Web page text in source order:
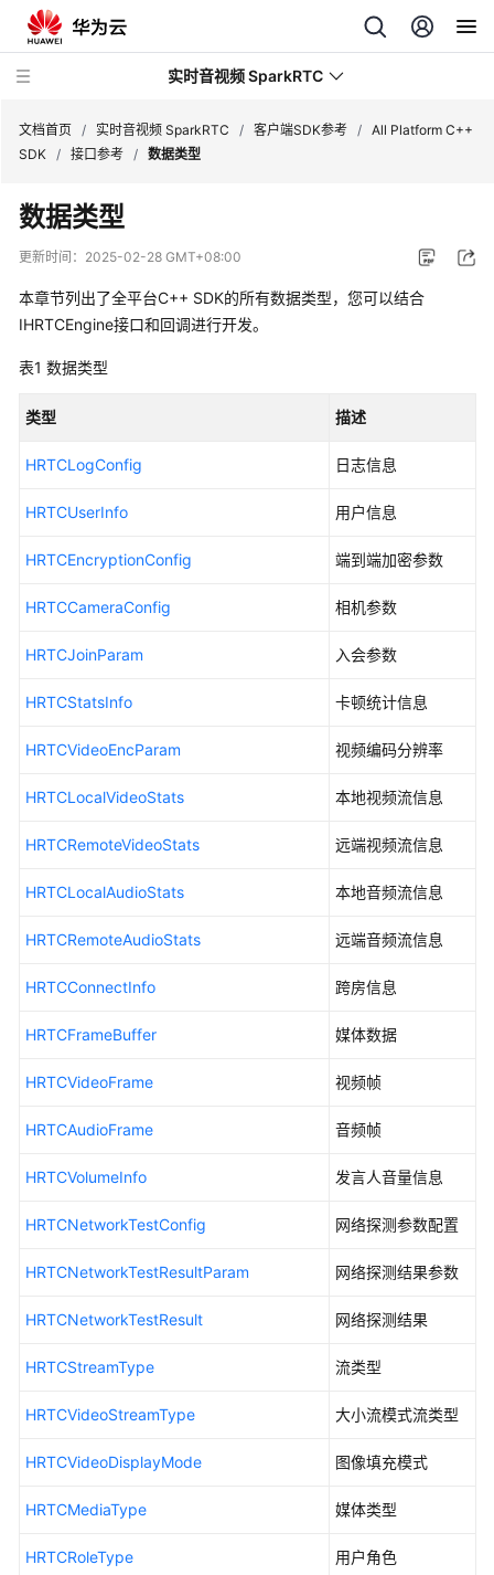
实时音视频 SparkRTC
最
新
动
服
公
品
绍
快
入
用
指
佳
践
API
考
客
端
参
前
读
SDK
述
隐
声
文档首页 / 实时音视频 SparkRTC / 客户端SDK参考 / All Platform C++
SDK / 接口参考 / 数据类型
数据类型
更新时间： 2025-02-28 GMT+08:00
本章节列出了全平台C++ SDK的所有数据类型，您可以结合
IHRTCEngine接口和回调进行开发。
表1 数据类型
类型 描述
HRTCLogConfig 日志信息
HRTCUserInfo 用户信息
HRTCEncryptionConfig 端到端加密参数
HRTCCameraConfig 相机参数
HRTCJoinParam 入会参数
HRTCStatsInfo 卡顿统计信息
HRTCVideoEncParam 视频编码分辨率
HRTCLocalVideoStats 本地视频流信息
HRTCRemoteVideoStats 远端视频流信息
HRTCLocalAudioStats 本地音频流信息
HRTCRemoteAudioStats 远端音频流信息
HRTCConnectInfo 跨房信息
HRTCFrameBuffer 媒体数据
HRTCVideoFrame 视频帧
HRTCAudioFrame 音频帧
HRTCVolumeInfo 发言人音量信息
HRTCNetworkTestConfig 网络探测参数配置
HRTCNetworkTestResultParam 网络探测结果参数
HRTCNetworkTestResult 网络探测结果
HRTCStreamType 流类型
HRTCVideoStreamType 大小流模式流类型
HRTCVideoDisplayMode 图像填充模式
HRTCMediaType 媒体类型
HRTCRoleType 用户角色